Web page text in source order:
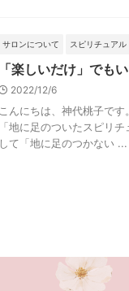
サロンについて スピリチュアル
「楽しいだけ」でも
2022/12/6
こんにちは、神代桃子で
「地に足のついたスピリ
して「地に足のつかない ...